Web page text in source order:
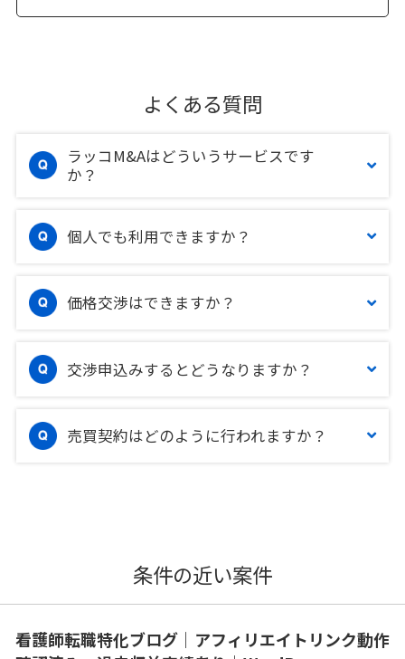
よくある質問
ラッコM&Aはどういうサービスです
か？
個人でも利用できますか？
価格交渉はできますか？
交渉申込みするとどうなりますか？
売買契約はどのように行われますか？
条件の近い案件
看護師転職特化ブログ｜アフィリエイトリンク動作